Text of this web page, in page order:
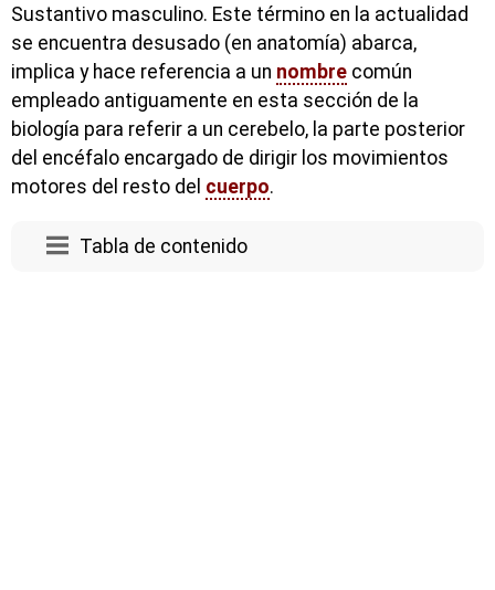
Sustantivo masculino. Este término en la actualidad
se encuentra desusado (en anatomía) abarca,
implica y hace referencia a un nombre común
empleado antiguamente en esta sección de la
biología para referir a un cerebelo, la parte posterior
del encéfalo encargado de dirigir los movimientos
motores del resto del cuerpo.
Tabla de contenido